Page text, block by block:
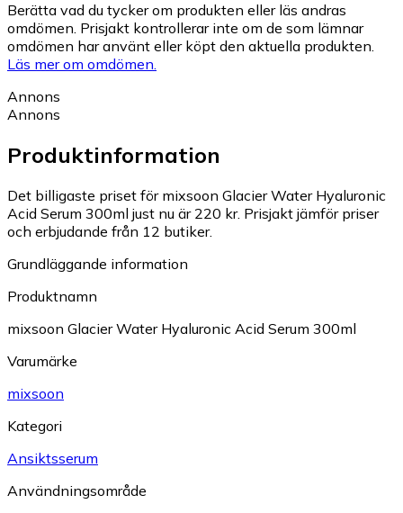
Berätta vad du tycker om produkten eller läs andras
omdömen. Prisjakt kontrollerar inte om de som lämnar
omdömen har använt eller köpt den aktuella produkten.
Läs mer om omdömen.
Annons
Annons
Produktinformation
Det billigaste priset för mixsoon Glacier Water Hyaluronic
Acid Serum 300ml just nu är 220 kr. Prisjakt jämför priser
och erbjudande från 12 butiker.
Grundläggande information
Produktnamn
mixsoon Glacier Water Hyaluronic Acid Serum 300ml
Varumärke
mixsoon
Kategori
Ansiktsserum
Användningsområde